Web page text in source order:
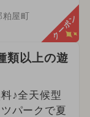
粕屋町 クーポン
類以上の遊
♪全天候型
パークで夏